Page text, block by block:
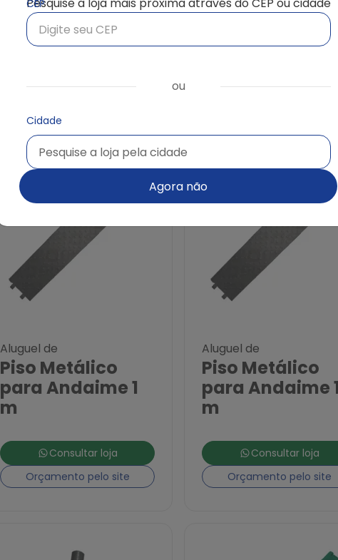
Orçamento pelo site
Orçamento pelo site
Aluguel de
Piso Metálico
para Andaime 1
m
Consultar loja
Orçamento pelo site
Aluguel de
Piso Metálico
para Andaime
m
Consultar loja
Orçamento pelo site
CEP
ou
Cidade
Pesquise a loja pela cidade
Pesquise a loja pela cidade
Agora não